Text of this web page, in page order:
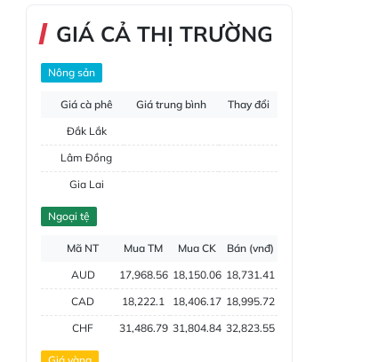
GIÁ CẢ THỊ TRƯỜNG
Nông sản
Giá cà phê Giá trung bình
Thay đổi
Đắk Lắk
Lâm Đồng
Gia Lai
Đắk Nông
Ngoại tệ
Mã NT Mua TM Mua CK
Bán (vnđ)
AUD
17,968.56 18,150.06 18,731.41
CAD
18,222.1 18,406.17 18,995.72
CHF
31,486.79 31,804.84 32,823.55
CNY